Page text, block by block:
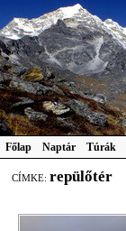
Főlap Naptár Túrák
CÍMKE: repülőtér